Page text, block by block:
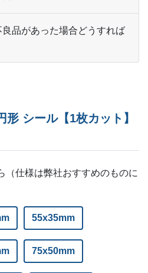
ー ¥ 12,958
品があった場合どうすれば
形 シール【1枚カット】
（仕様は弊社おすすめのものに
55x35mm
75x50mm